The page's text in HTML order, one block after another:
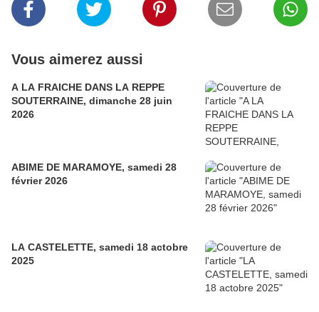
Vous aimerez aussi
A LA FRAICHE DANS LA REPPE
SOUTERRAINE, dimanche 28 juin
2026
ABIME DE MARAMOYE, samedi 28
février 2026
LA CASTELETTE, samedi 18 actobre
2025